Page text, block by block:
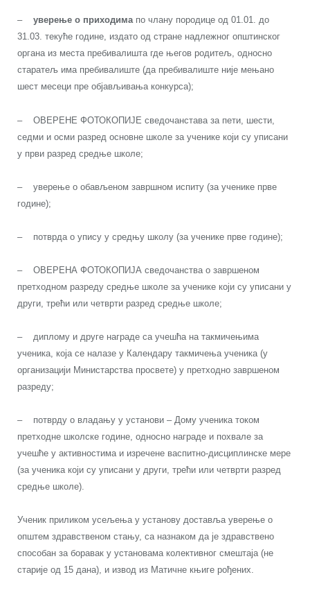
– уверење о приходимапо члану породице од 01.01. до
31.03. текуће године, издато од стране надлежног општинског
органа из места пребивалишта где његов родитељ, односно
старатељ има пребивалиште (да пребивалиште није мењано
шест месеци пре објављивања конкурса);
– ОВЕРЕНЕ ФОТОКОПИЈЕ сведочанстава за пети, шести,
седми и осми разред основне школе за ученике који су уписани
у први разред средње школе;
– уверење о обављеном завршном испиту (за ученике прве
године);
– потврда о упису у средњу школу (за ученике прве године);
– ОВЕРЕНА ФОТОКОПИЈА сведочанства о завршеном
претходном разреду средње школе за ученике који су уписани у
други, трећи или четврти разред средње школе;
– диплому и друге награде са учешћа на такмичењима
ученика, која се налазе у Календару такмичења ученика (у
организацији Министарства просвете) у претходно завршеном
разреду;
– потврду о владању у установи – Дому ученика током
претходне школске године, односно награде и похвале за
учешће у активностима и изречене васпитно-дисциплинске мере
(за ученика који су уписани у други, трећи или четврти разред
средње школе).
Ученик приликом усељења у установу доставља уверење о
општем здравственом стању, са назнаком да је здравствено
способан за боравак у установама колективног смештаја (не
старије од 15 дана), и извод из Матичне књиге рођених.